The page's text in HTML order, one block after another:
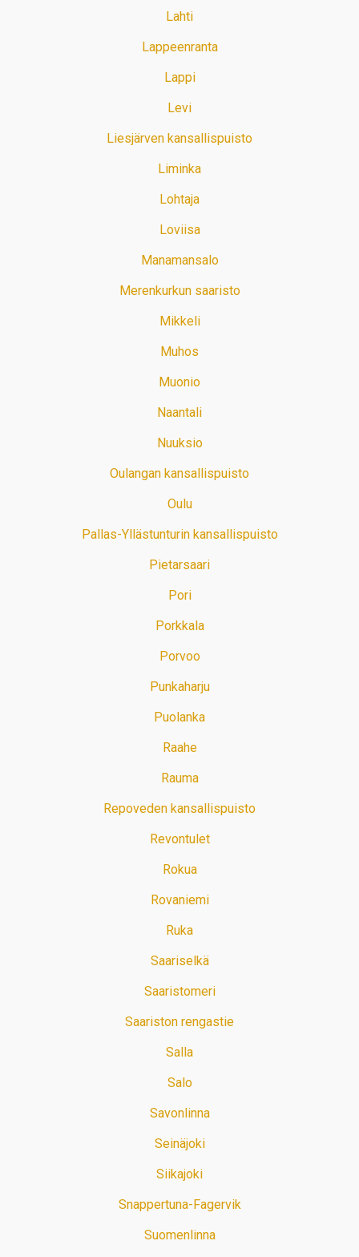
Lahti
Lappeenranta
Lappi
Levi
Liesjärven kansallispuisto
Liminka
Lohtaja
Loviisa
Manamansalo
Merenkurkun saaristo
Mikkeli
Muhos
Muonio
Naantali
Nuuksio
Oulangan kansallispuisto
Oulu
Pallas-Yllästunturin kansallispuisto
Pietarsaari
Pori
Porkkala
Porvoo
Punkaharju
Puolanka
Raahe
Rauma
Repoveden kansallispuisto
Revontulet
Rokua
Rovaniemi
Ruka
Saariselkä
Saaristomeri
Saariston rengastie
Salla
Salo
Savonlinna
Seinäjoki
Siikajoki
Snappertuna-Fagervik
Suomenlinna